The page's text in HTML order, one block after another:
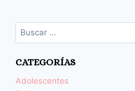
CATEGORÍAS
Adolescentes